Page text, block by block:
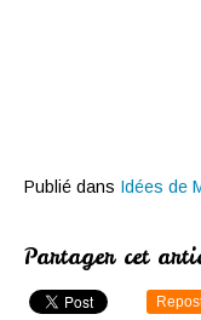
Publié dans Idées de
Partager cet